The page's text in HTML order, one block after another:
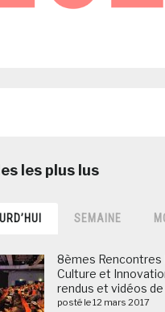
SEMAINE
8èmes Rencontres
Culture et
rendus et vidéos de
posté le 12 mars 2017